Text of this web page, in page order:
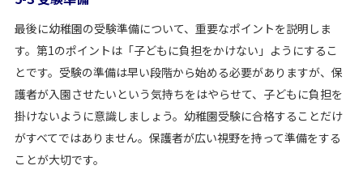
最後に幼稚園の受験準備について、重要なポイントを説明しま
す。第1のポイントは「子どもに負担をかけない」ようにするこ
とです。受験の準備は早い段階から始める必要がありますが、保
護者が入園させたいという気持ちをはやらせて、子どもに負担を
掛けないように意識しましょう。幼稚園受験に合格することだけ
がすべてではありません。保護者が広い視野を持って準備をする
ことが大切です。